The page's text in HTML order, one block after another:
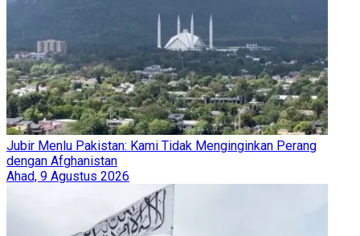
Jubir Menlu Pakistan: Kami Tidak Menginginkan Perang
dengan Afghanistan
Ahad, 9 Agustus 2026